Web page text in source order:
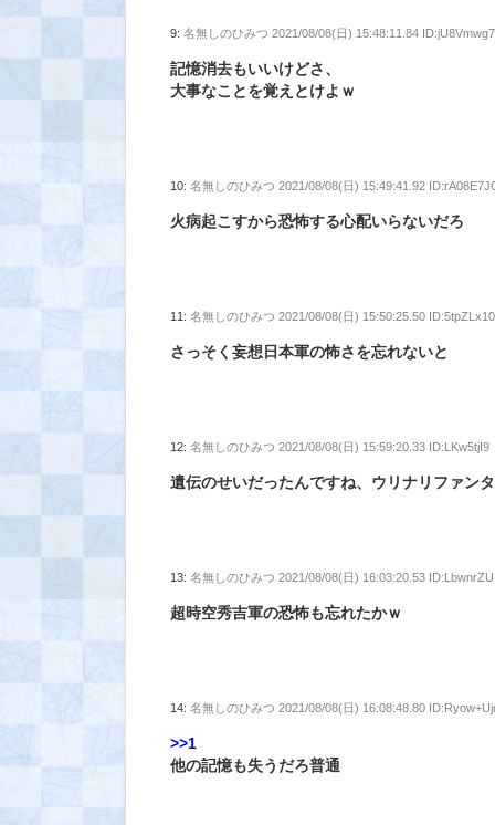
9:名無しのひみつ 2021/08/08(日) 15:48:11.84 ID:jU8Vmwg7
記憶消去もいいけどさ、
大事なことを覚えとけよｗ
10:名無しのひみつ 2021/08/08(日) 15:49:41.92
火病起こすから恐怖する心配いらないだろ
11:名無しのひみつ 2021/08/08(日) 15:50:25.50 ID:5tpZLx10
さっそく妄想日本軍の怖さを忘れないと
12:名無しのひみつ 2021/08/08(日) 15:59:20.33 ID:LKw5tjI9
遺伝のせいだったんですね、ウリナリファンタ
13:名無しのひみつ 2021/08/08(日) 16:03:20.53
超時空秀吉軍の恐怖も忘れたかｗ
14:名無しのひみつ 2021/08/08(日) 16:08:48.80
>>1
他の記憶も失うだろ普通